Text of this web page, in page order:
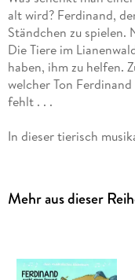
alt wird? Ferdinand,
Ständchen zu spielen.
Die Tiere im
haben, ihm zu helfen.
welcher Ton
fehlt . . .
In dieser tierisch
und Informationen zu
einer beiliegenden CD
Mehr aus dieser